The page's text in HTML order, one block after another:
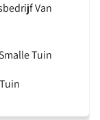
Van
Tuin